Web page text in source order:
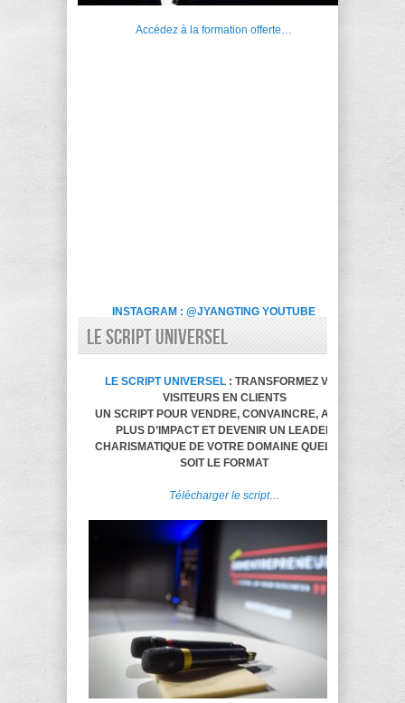
Accédez à la formation offerte…
INSTAGRAM : @JYANGTING YOUTUBE
LE SCRIPT UNIVERSEL
LE SCRIPT UNIVERSEL : TRANSFORMEZ VOS
VISITEURS EN CLIENTS
UN SCRIPT POUR VENDRE, CONVAINCRE, AVOIR
PLUS D’IMPACT ET DEVENIR UN LEADER
CHARISMATIQUE DE VOTRE DOMAINE QUELQUE
SOIT LE FORMAT
Télécharger le script…